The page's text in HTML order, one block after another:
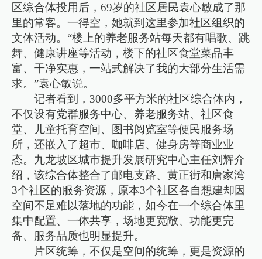
区综合体投用后，69岁的社区居民袁心敏成了那
里的常客。一得空，她就到这里参加社区组织的
文体活动。“楼上的养老服务站每天都有唱歌、跳
舞、健康讲座等活动，楼下的社区食堂菜品丰
富、干净实惠，一站式解决了我的大部分生活需
求。”袁心敏说。
记者看到，3000多平方米的社区综合体内，
不仅设有党群服务中心、养老服务站、社区食
堂、儿童托育空间、图书阅览室等便民服务场
所，还嵌入了超市、咖啡店、健身房等商业业
态。九龙坡区城市提升发展研究中心主任刘辉介
绍，该综合体整合了邮电支路、黄正街和唐家湾
3个社区的服务资源，原本3个社区各自想建却因
空间不足难以落地的功能，如今在一个综合体里
集中配置、一体共享，场地更宽敞、功能更完
备、服务品质也明显提升。
片区统筹，不仅是空间的统筹，更是资源的